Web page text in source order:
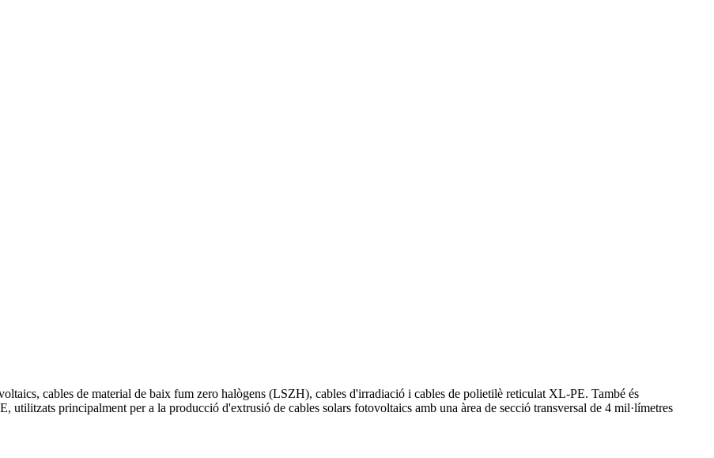
cables de material de baix fum zero halògens (LSZH), cables d'irradiació i cables de polietilè reticulat XL-PE. També és
utilitzats principalment per a la producció d'extrusió de cables solars fotovoltaics amb una àrea de secció transversal de 4 mil·límetres